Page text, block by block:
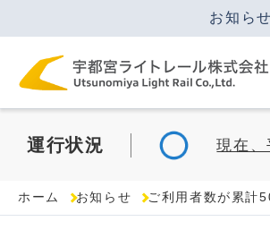
お知らせ
運行状況 現在、
ホーム お知らせ ご利用者数が累計